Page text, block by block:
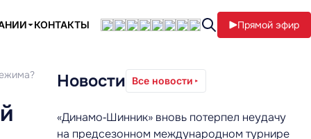
КОНТАКТЫ Прямой эфир
Новости Все новости
«Динамо‑Шинник» вновь потерпел неудачу
на предсезонном международном турнире